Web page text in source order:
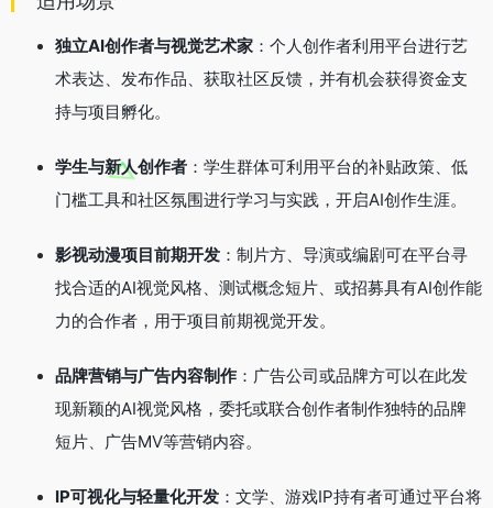
独立AI创作者与视觉艺术家 ：个人创作者利用平台进行艺
术表达、发布作品、获取社区反馈，并有机会获得资金支
持与项目孵化。
学生与新人创作者 ：学生群体可利用平台的补贴政策、低
门槛工具和社区氛围进行学习与实践，开启AI创作生涯。
影视动漫项目前期开发 ：制片方、导演或编剧可在平台寻
找合适的AI视觉风格、测试概念短片、或招募具有AI创作能
力的合作者，用于项目前期视觉开发。
品牌营销与广告内容制作 ：广告公司或品牌方可以在此发
现新颖的AI视觉风格，委托或联合创作者制作独特的品牌
短片、广告MV等营销内容。
IP可视化与轻量化开发 ：文学、游戏IP持有者可通过平台将